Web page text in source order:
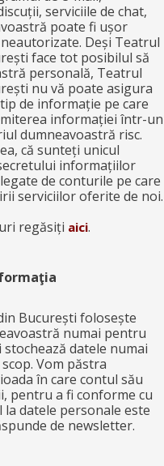
serviciile de chat,
poate fi ușor
Deși Teatrul
face tot posibilul să
personală, Teatrul
nu vă poate asigura
de informație pe care
informației într-un
dumneavoastră risc.
că sunteți unicul
informațiilor
de conturile pe care
serviciilor oferite de noi.
regăsiți aici.
București folosește
numai pentru
datele numai
Vom păstra
în care contul său
pentru a fi conforme cu
datele personale este
de newsletter.